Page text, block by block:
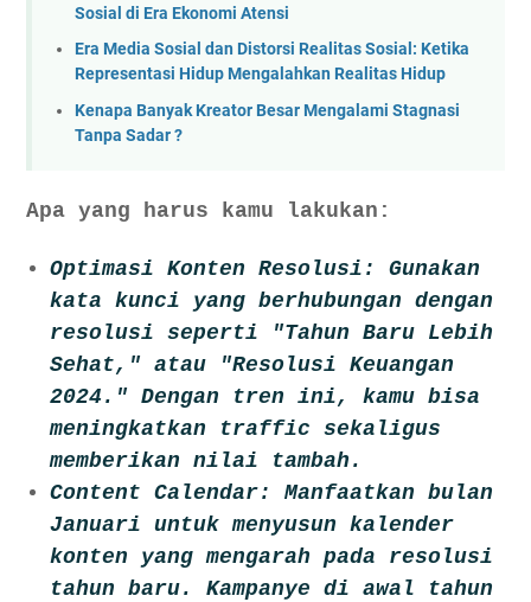
Sosial di Era Ekonomi Atensi
Era Media Sosial dan Distorsi Realitas Sosial: Ketika
Representasi Hidup Mengalahkan Realitas Hidup
Kenapa Banyak Kreator Besar Mengalami Stagnasi
Tanpa Sadar ?
Apa yang harus kamu lakukan:
Optimasi Konten Resolusi: Gunakan
kata kunci yang berhubungan dengan
resolusi seperti "Tahun Baru Lebih
Sehat," atau "Resolusi Keuangan
2024." Dengan tren ini, kamu bisa
meningkatkan traffic sekaligus
memberikan nilai tambah.
Content Calendar: Manfaatkan bulan
Januari untuk menyusun kalender
konten yang mengarah pada resolusi
tahun baru. Kampanye di awal tahun